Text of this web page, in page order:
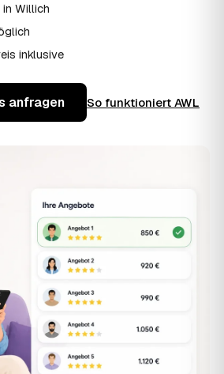
Willich
inklusive
anfragen So funktioniert AWL